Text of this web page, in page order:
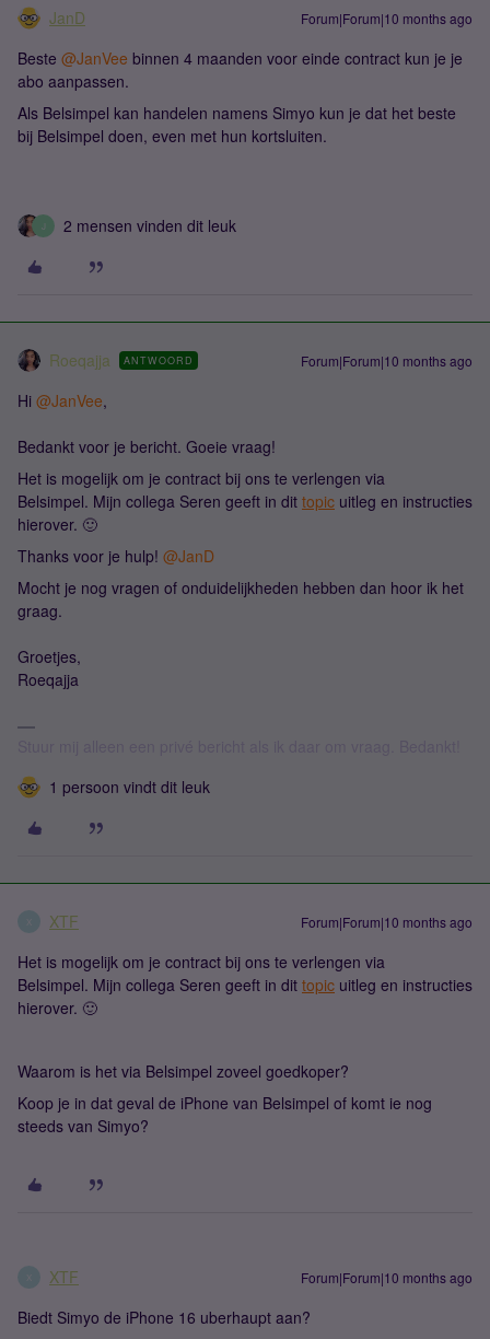
JanD Forum|Forum|10 months ago
Beste ​ @JanVee binnen 4 maanden voor einde contract kun je je
abo aanpassen.
Als Belsimpel kan handelen namens Simyo kun je dat het beste
bij Belsimpel doen, even met hun kortsluiten.
J 2 mensen vinden dit leuk
Roeqajja ANTWOORD Forum|Forum|10 months ago
Hi ​ @JanVee,
Bedankt voor je bericht. Goeie vraag!
Het is mogelijk om je contract bij ons te verlengen via
Belsimpel. Mijn collega Seren geeft in dit topic uitleg en instructies
hierover. 🙂
Thanks voor je hulp! ​ @JanD
Mocht je nog vragen of onduidelijkheden hebben dan hoor ik het
graag.
Groetjes,
Roeqajja
1 persoon vindt dit leuk
XTF Forum|Forum|10 months ago
Het is mogelijk om je contract bij ons te verlengen via
Belsimpel. Mijn collega Seren geeft in dit topic uitleg en instructies
hierover. 🙂
Waarom is het via Belsimpel zoveel goedkoper?
Koop je in dat geval de iPhone van Belsimpel of komt ie nog
steeds van Simyo?
XTF Forum|Forum|10 months ago
Biedt Simyo de iPhone 16 uberhaupt aan?